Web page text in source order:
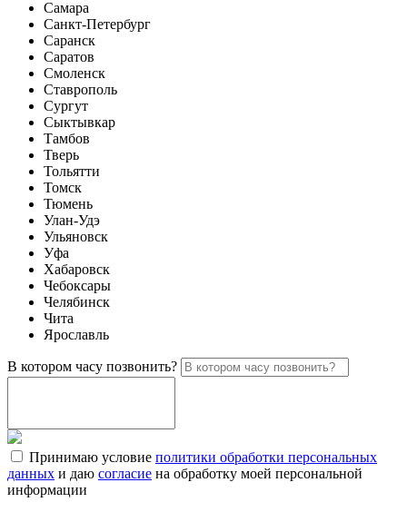
Самара
Санкт-Петербург
Саранск
Саратов
Смоленск
Ставрополь
Сургут
Сыктывкар
Тамбов
Тверь
Тольятти
Томск
Тюмень
Улан-Удэ
Ульяновск
Уфа
Хабаровск
Чебоксары
Челябинск
Чита
Ярославль
В котором часу позвонить?
Принимаю условие политики обработки персональных
данных и даю согласие на обработку моей персональной
информации